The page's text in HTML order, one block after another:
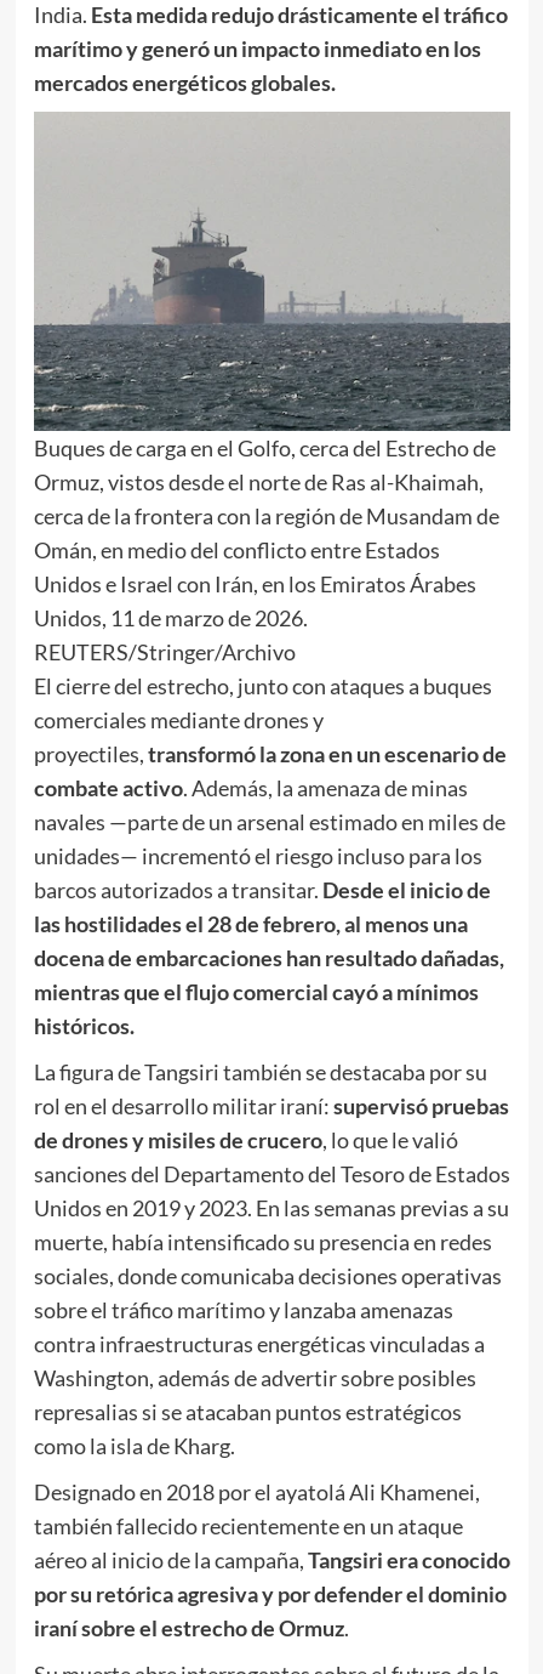
India. Esta medida redujo drásticamente el tráfico
marítimo y generó un impacto inmediato en los
mercados energéticos globales.
Buques de carga en el Golfo, cerca del Estrecho de
Ormuz, vistos desde el norte de Ras al-Khaimah,
cerca de la frontera con la región de Musandam de
Omán, en medio del conflicto entre Estados
Unidos e Israel con Irán, en los Emiratos Árabes
Unidos, 11 de marzo de 2026.
REUTERS/Stringer/Archivo
El cierre del estrecho, junto con ataques a buques
comerciales mediante drones y
proyectiles,transformó la zona en un escenario de
combate activo. Además, la amenaza de minas
navales —parte de un arsenal estimado en miles de
unidades— incrementó el riesgo incluso para los
barcos autorizados a transitar. Desde el inicio de
las hostilidades el 28 de febrero, al menos una
docena de embarcaciones han resultado dañadas,
mientras que el flujo comercial cayó a mínimos
históricos.
La figura de Tangsiri también se destacaba por su
rol en el desarrollo militar iraní:supervisó pruebas
de drones y misiles de crucero, lo que le valió
sanciones del Departamento del Tesoro de Estados
Unidos en 2019 y 2023. En las semanas previas a su
muerte, había intensificado su presencia en redes
sociales, donde comunicaba decisiones operativas
sobre el tráfico marítimo y lanzaba amenazas
contra infraestructuras energéticas vinculadas a
Washington, además de advertir sobre posibles
represalias si se atacaban puntos estratégicos
como la isla de Kharg.
Designado en 2018 por el ayatolá Ali Khamenei,
también fallecido recientemente en un ataque
aéreo al inicio de la campaña,Tangsiri era conocido
por su retórica agresiva y por defender el dominio
iraní sobre el estrecho de Ormuz.